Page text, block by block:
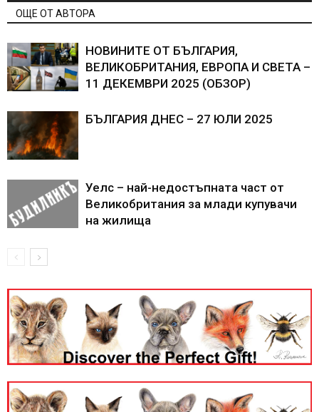
ОЩЕ ОТ АВТОРА
НОВИНИТЕ ОТ БЪЛГАРИЯ,
ВЕЛИКОБРИТАНИЯ, ЕВРОПА И СВЕТА –
11 ДЕКЕМВРИ 2025 (ОБЗОР)
БЪЛГАРИЯ ДНЕС – 27 ЮЛИ 2025
Уелс – най-недостъпната част от
Великобритания за млади купувачи
на жилища